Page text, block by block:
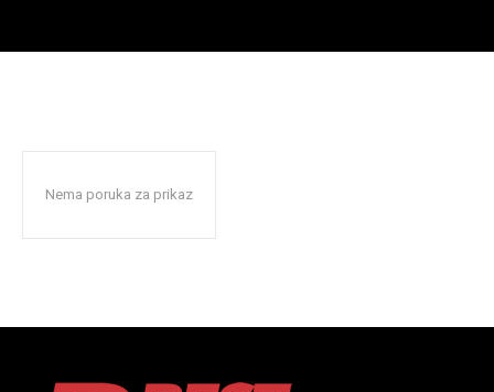
Nema poruka za prikaz